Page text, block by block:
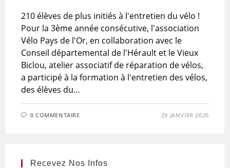
210 élèves de plus initiés à l'entretien du vélo !
Pour la 3ème année consécutive, l'association
Vélo Pays de l'Or, en collaboration avec le
Conseil départemental de l'Hérault et le Vieux
Biclou, atelier associatif de réparation de vélos,
a participé à la formation à l'entretien des vélos,
des élèves du…
0 COMMENTAIRE 29 JANVIER 2020
Recevez Nos Infos